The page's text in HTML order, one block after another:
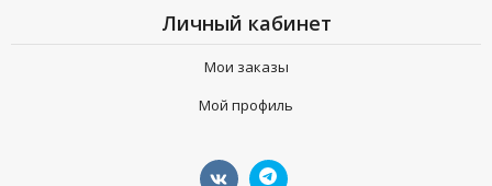
Личный кабинет
Мои заказы
Мой профиль